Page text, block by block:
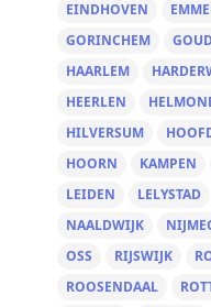
EINDHOVEN
GORINCHEM
HAARLEM
HEERLEN
HILVERSUM
HOORN
KAMPEN
LEIDEN
LELYSTAD
NAALDWIJK
OSS
RIJSWIJK
ROOSENDAAL